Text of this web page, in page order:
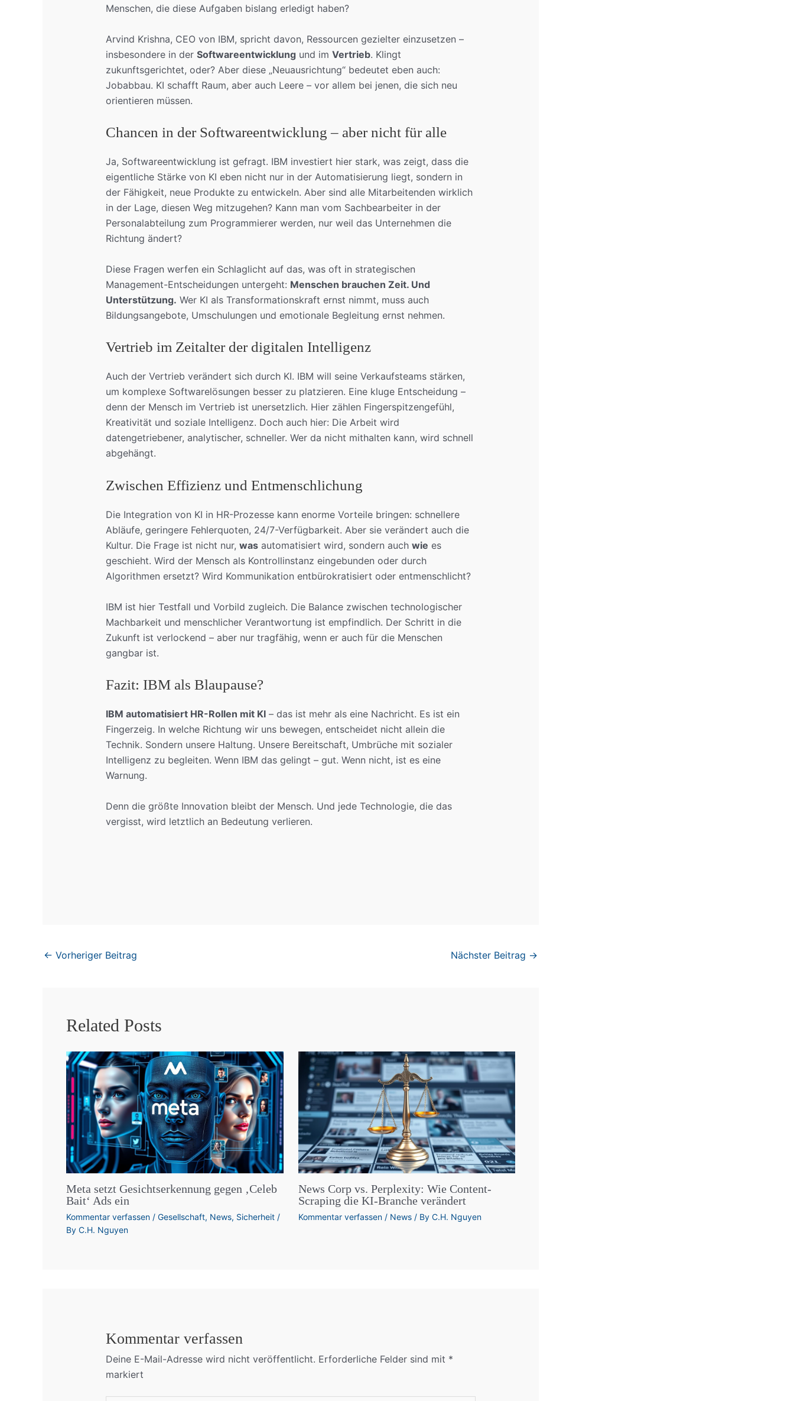
Menschen, die diese Aufgaben bislang erledigt haben?
Arvind Krishna, CEO von IBM, spricht davon, Ressourcen gezielter einzusetzen –
insbesondere in der Softwareentwicklungund im Vertrieb. Klingt
zukunftsgerichtet, oder? Aber diese „Neuausrichtung“ bedeutet eben auch:
Jobabbau. KI schafft Raum, aber auch Leere – vor allem bei jenen, die sich neu
orientieren müssen.
Chancen in der Softwareentwicklung – aber nicht für alle
Ja, Softwareentwicklung ist gefragt. IBM investiert hier stark, was zeigt, dass die
eigentliche Stärke von KI eben nicht nur in der Automatisierung liegt, sondern in
der Fähigkeit, neue Produkte zu entwickeln. Aber sind alle Mitarbeitenden wirklich
in der Lage, diesen Weg mitzugehen? Kann man vom Sachbearbeiter in der
Personalabteilung zum Programmierer werden, nur weil das Unternehmen die
Richtung ändert?
Diese Fragen werfen ein Schlaglicht auf das, was oft in strategischen
Management-Entscheidungen untergeht: Menschen brauchen Zeit. Und
Unterstützung. Wer KI als Transformationskraft ernst nimmt, muss auch
Bildungsangebote, Umschulungen und emotionale Begleitung ernst nehmen.
Vertrieb im Zeitalter der digitalen Intelligenz
Auch der Vertrieb verändert sich durch KI. IBM will seine Verkaufsteams stärken,
um komplexe Softwarelösungen besser zu platzieren. Eine kluge Entscheidung –
denn der Mensch im Vertrieb ist unersetzlich. Hier zählen Fingerspitzengefühl,
Kreativität und soziale Intelligenz. Doch auch hier: Die Arbeit wird
datengetriebener, analytischer, schneller. Wer da nicht mithalten kann, wird schnell
abgehängt.
Zwischen Effizienz und Entmenschlichung
Die Integration von KI in HR-Prozesse kann enorme Vorteile bringen: schnellere
Abläufe, geringere Fehlerquoten, 24/7-Verfügbarkeit. Aber sie verändert auch die
Kultur. Die Frage ist nicht nur, wasautomatisiert wird, sondern auch wie es
geschieht. Wird der Mensch als Kontrollinstanz eingebunden oder durch
Algorithmen ersetzt? Wird Kommunikation entbürokratisiert oder entmenschlicht?
IBM ist hier Testfall und Vorbild zugleich. Die Balance zwischen technologischer
Machbarkeit und menschlicher Verantwortung ist empfindlich. Der Schritt in die
Zukunft ist verlockend – aber nur tragfähig, wenn er auch für die Menschen
gangbar ist.
Fazit: IBM als Blaupause?
IBM automatisiert HR-Rollen mit KI– das ist mehr als eine Nachricht. Es ist ein
Fingerzeig. In welche Richtung wir uns bewegen, entscheidet nicht allein die
Technik. Sondern unsere Haltung. Unsere Bereitschaft, Umbrüche mit sozialer
Intelligenz zu begleiten. Wenn IBM das gelingt – gut. Wenn nicht, ist es eine
Warnung.
Denn die größte Innovation bleibt der Mensch. Und jede Technologie, die das
vergisst, wird letztlich an Bedeutung verlieren.
← Vorheriger Beitrag Nächster Beitrag →
Related Posts
Meta setzt Gesichtserkennung gegen ‚Celeb
Bait‘ Ads ein
Kommentar verfassen / Gesellschaft, News, Sicherheit /
By C.H. Nguyen
News Corp vs. Perplexity: Wie Content-
Scraping die KI-Branche verändert
Kommentar verfassen / News/ By C.H. Nguyen
Kommentar verfassen
Deine E-Mail-Adresse wird nicht veröffentlicht. Erforderliche Felder sind mit *
markiert